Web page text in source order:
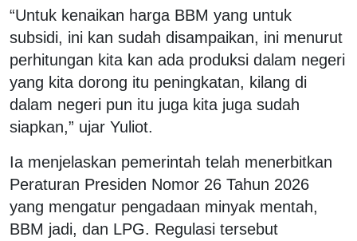
“Untuk kenaikan harga BBM yang untuk
subsidi, ini kan sudah disampaikan, ini menurut
perhitungan kita kan ada produksi dalam negeri
yang kita dorong itu peningkatan, kilang di
dalam negeri pun itu juga kita juga sudah
siapkan,” ujar Yuliot.
Ia menjelaskan pemerintah telah menerbitkan
Peraturan Presiden Nomor 26 Tahun 2026
yang mengatur pengadaan minyak mentah,
BBM jadi, dan LPG. Regulasi tersebut